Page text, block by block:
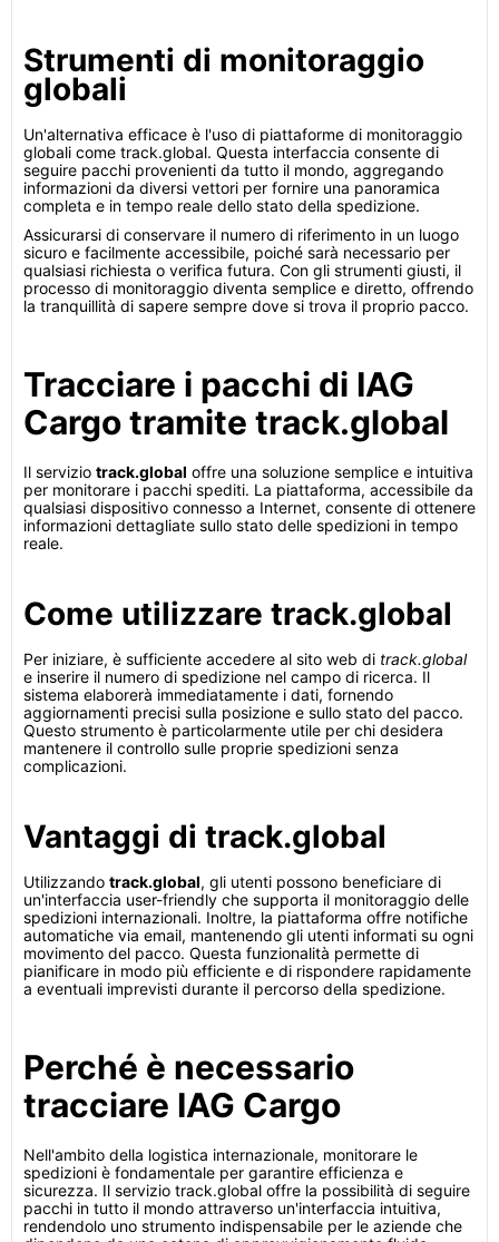
Strumenti di monitoraggio
globali
Un'alternativa efficace è l'uso di piattaforme di monitoraggio
globali come track.global. Questa interfaccia consente di
seguire pacchi provenienti da tutto il mondo, aggregando
informazioni da diversi vettori per fornire una panoramica
completa e in tempo reale dello stato della spedizione.
Assicurarsi di conservare il numero di riferimento in un luogo
sicuro e facilmente accessibile, poiché sarà necessario per
qualsiasi richiesta o verifica futura. Con gli strumenti giusti, il
processo di monitoraggio diventa semplice e diretto, offrendo
la tranquillità di sapere sempre dove si trova il proprio pacco.
Tracciare i pacchi di IAG
Cargo tramite track.global
Il servizio track.global offre una soluzione semplice e intuitiva
per monitorare i pacchi spediti. La piattaforma, accessibile da
qualsiasi dispositivo connesso a Internet, consente di ottenere
informazioni dettagliate sullo stato delle spedizioni in tempo
reale.
Come utilizzare track.global
Per iniziare, è sufficiente accedere al sito web di track.global
e inserire il numero di spedizione nel campo di ricerca. Il
sistema elaborerà immediatamente i dati, fornendo
aggiornamenti precisi sulla posizione e sullo stato del pacco.
Questo strumento è particolarmente utile per chi desidera
mantenere il controllo sulle proprie spedizioni senza
complicazioni.
Vantaggi di track.global
Utilizzando track.global, gli utenti possono beneficiare di
un'interfaccia user-friendly che supporta il monitoraggio delle
spedizioni internazionali. Inoltre, la piattaforma offre notifiche
automatiche via email, mantenendo gli utenti informati su ogni
movimento del pacco. Questa funzionalità permette di
pianificare in modo più efficiente e di rispondere rapidamente
a eventuali imprevisti durante il percorso della spedizione.
Perché è necessario
tracciare IAG Cargo
Nell'ambito della logistica internazionale, monitorare le
spedizioni è fondamentale per garantire efficienza e
sicurezza. Il servizio track.global offre la possibilità di seguire
pacchi in tutto il mondo attraverso un'interfaccia intuitiva,
rendendolo uno strumento indispensabile per le aziende che